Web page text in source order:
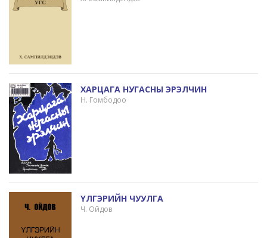
ХАРЦАГА НУГАСНЫ ЭРЭЛЧИН
Н. Гомбодоо
ҮЛГЭРИЙН ЧУУЛГА
Ч. Ойдов